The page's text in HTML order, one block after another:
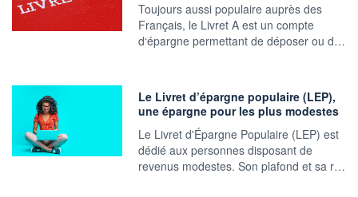
Toujours aussi populaire auprès des
Français, le Livret A est un compte
d‘épargne permettant de déposer ou d…
Le Livret d’épargne populaire (LEP),
une épargne pour les plus modestes
Le Livret d'Épargne Populaire (LEP) est
dédié aux personnes disposant de
revenus modestes. Son plafond et sa r…